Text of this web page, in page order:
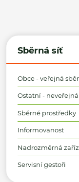
Sběrná síť
Obce - veřejná
Ostatní -
Sběrné prostředky
Informovanost
Nadrozměrná
Servisní gestoři